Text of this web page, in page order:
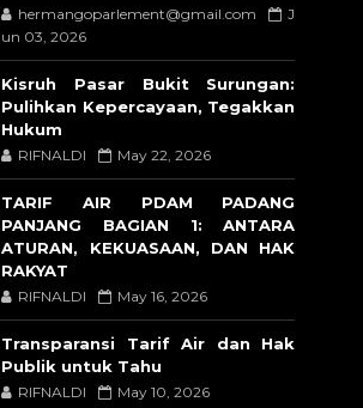
hermangoparlement@gmail.com
J
un 03, 2026
Kisruh Pasar Bukit Surungan:
Pulihkan Kepercayaan, Tegakkan
Hukum
RIFNALDI May 22, 2026
TARIF AIR PDAM PADANG
PANJANG BAGIAN 1: ANTARA
ATURAN, KEKUASAAN, DAN HAK
RAKYAT
RIFNALDI May 16, 2026
Transparansi Tarif Air dan Hak
Publik untuk Tahu
RIFNALDI May 10, 2026